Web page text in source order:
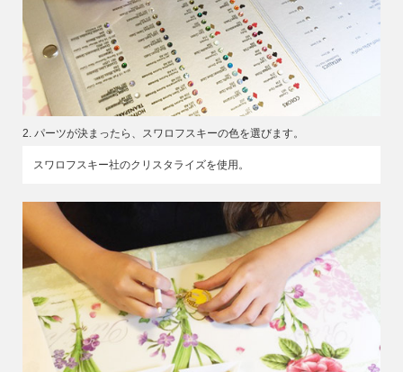
2. パーツが決まったら、スワロフスキーの色を選びます。
スワロフスキー社のクリスタライズを使用。